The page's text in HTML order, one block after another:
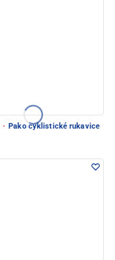
· Pako cyklistické rukavice